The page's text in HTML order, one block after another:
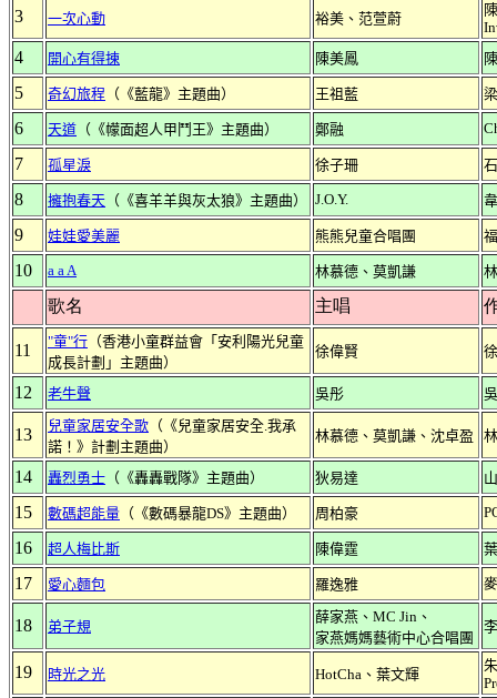
3 一次心動 裕美、范萱蔚
4 開心有得揀 陳美鳳
5 奇幻旅程 （《藍龍》主題曲） 王祖藍
6 天道 （《幪面超人甲鬥王》主題曲） 鄭融
7 孤星淚 徐子珊
8 擁抱春天 （《喜羊羊與灰太狼》主題曲） J.O.Y.
9 娃娃愛美麗 熊熊兒童合唱團
10 a a A 林慕德、莫凱謙
歌名 主唱
11 "童"行 （香港小童群益會「安利陽光兒童
成長計劃」主題曲）
徐偉賢
12 老牛聲 吳彤
13 兒童家居安全歌 （《兒童家居安全.我承
諾！》計劃主題曲）
林慕德、莫凱謙、沈卓盈
14 轟烈勇士 （《轟轟戰隊》主題曲） 狄易達
15 數碼超能量 （《數碼暴龍DS》主題曲） 周柏豪
16 超人梅比斯 陳偉霆
17 愛心麵包 羅逸雅
18 弟子規
薛家燕、MC Jin、
家燕媽媽藝術中心合唱團
19 時光之光 HotCha、葉文輝